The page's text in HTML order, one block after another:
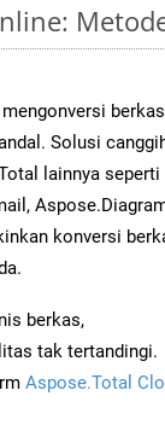
berkas
Solusi
lainnya seperti
konversi
berkas,
tak tertandingi.
Aspose.Total